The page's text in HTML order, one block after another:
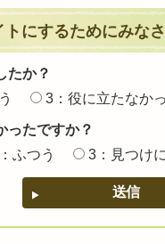
トにするためにみな
たか？
3：役に立たなか
ったですか？
ふつう 3：見つけ